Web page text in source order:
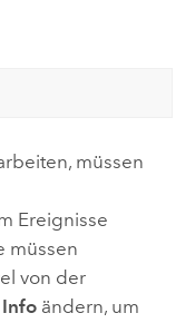
müssen
Ereignisse
müssen
von der
Infoändern, um